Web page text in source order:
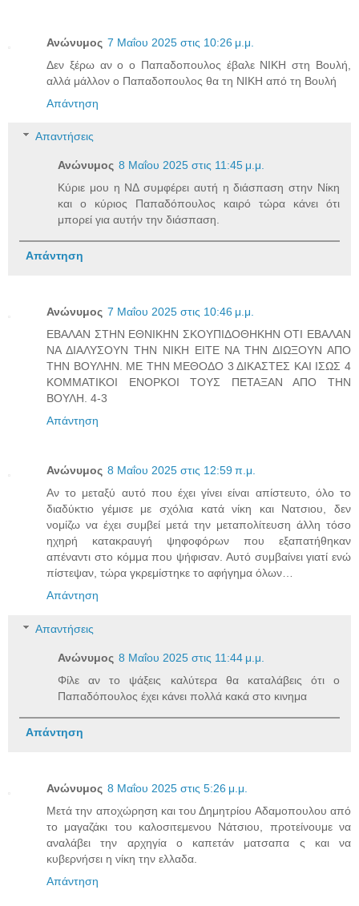
Ανώνυμος 7 Μαΐου 2025 στις 10:26 μ.μ.
Δεν ξέρω αν ο ο Παπαδοπουλος έβαλε ΝΙΚΗ στη Βουλή,
αλλά μάλλον ο Παπαδοπουλος θα τη ΝΙΚΗ από τη Βουλή
Απάντηση
Απαντήσεις
Ανώνυμος 8 Μαΐου 2025 στις 11:45 μ.μ.
Κύριε μου η ΝΔ συμφέρει αυτή η διάσπαση στην Νίκη
και ο κύριος Παπαδόπουλος καιρό τώρα κάνει ότι
μπορεί για αυτήν την διάσπαση.
Απάντηση
Ανώνυμος 7 Μαΐου 2025 στις 10:46 μ.μ.
ΕΒΑΛΑΝ ΣΤΗΝ ΕΘΝΙΚΗΝ ΣΚΟΥΠΙΔΟΘΗΚΗΝ ΟΤΙ ΕΒΑΛΑΝ
ΝΑ ΔΙΑΛΥΣΟΥΝ ΤΗΝ ΝΙΚΗ ΕΙΤΕ ΝΑ ΤΗΝ ΔΙΩΞΟΥΝ ΑΠΟ
ΤΗΝ ΒΟΥΛΗΝ. ΜΕ ΤΗΝ ΜΕΘΟΔΟ 3 ΔΙΚΑΣΤΕΣ ΚΑΙ ΙΣΩΣ 4
ΚΟΜΜΑΤΙΚΟΙ ΕΝΟΡΚΟΙ ΤΟΥΣ ΠΕΤΑΞΑΝ ΑΠΟ ΤΗΝ
ΒΟΥΛΗ. 4-3
Απάντηση
Ανώνυμος 8 Μαΐου 2025 στις 12:59 π.μ.
Αν το μεταξύ αυτό που έχει γίνει είναι απίστευτο, όλο το
διαδύκτιο γέμισε με σχόλια κατά νίκη και Νατσιου, δεν
νομίζω να έχει συμβεί μετά την μεταπολίτευση άλλη τόσο
ηχηρή κατακραυγή ψηφοφόρων που εξαπατήθηκαν
απέναντι στο κόμμα που ψήφισαν. Αυτό συμβαίνει γιατί ενώ
πίστεψαν, τώρα γκρεμίστηκε το αφήγημα όλων…
Απάντηση
Απαντήσεις
Ανώνυμος 8 Μαΐου 2025 στις 11:44 μ.μ.
Φίλε αν το ψάξεις καλύτερα θα καταλάβεις ότι ο
Παπαδόπουλος έχει κάνει πολλά κακά στο κινημα
Απάντηση
Ανώνυμος 8 Μαΐου 2025 στις 5:26 μ.μ.
Μετά την αποχώρηση και του Δημητρίου Αδαμοπουλου από
το μαγαζάκι του καλοσιτεμενου Νάτσιου, προτείνουμε να
αναλάβει την αρχηγία ο καπετάν ματσαπα ς και να
κυβερνήσει η νίκη την ελλαδα.
Απάντηση